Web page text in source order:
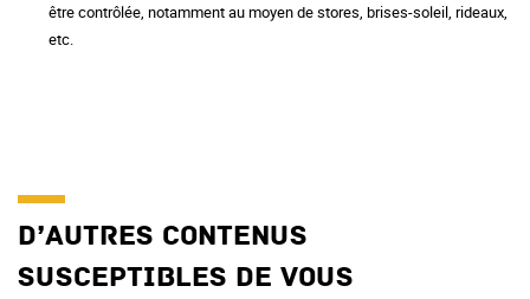
être contrôlée, notamment au moyen de stores, brises-soleil, rideaux,
etc.
D’autres contenus
susceptibles de vous